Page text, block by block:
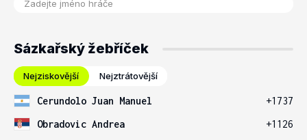
Sázkařský žebříček
Nejziskovější Nejztrátovější
Cerundolo Juan Manuel
+1737
Obradovic Andrea
+1126